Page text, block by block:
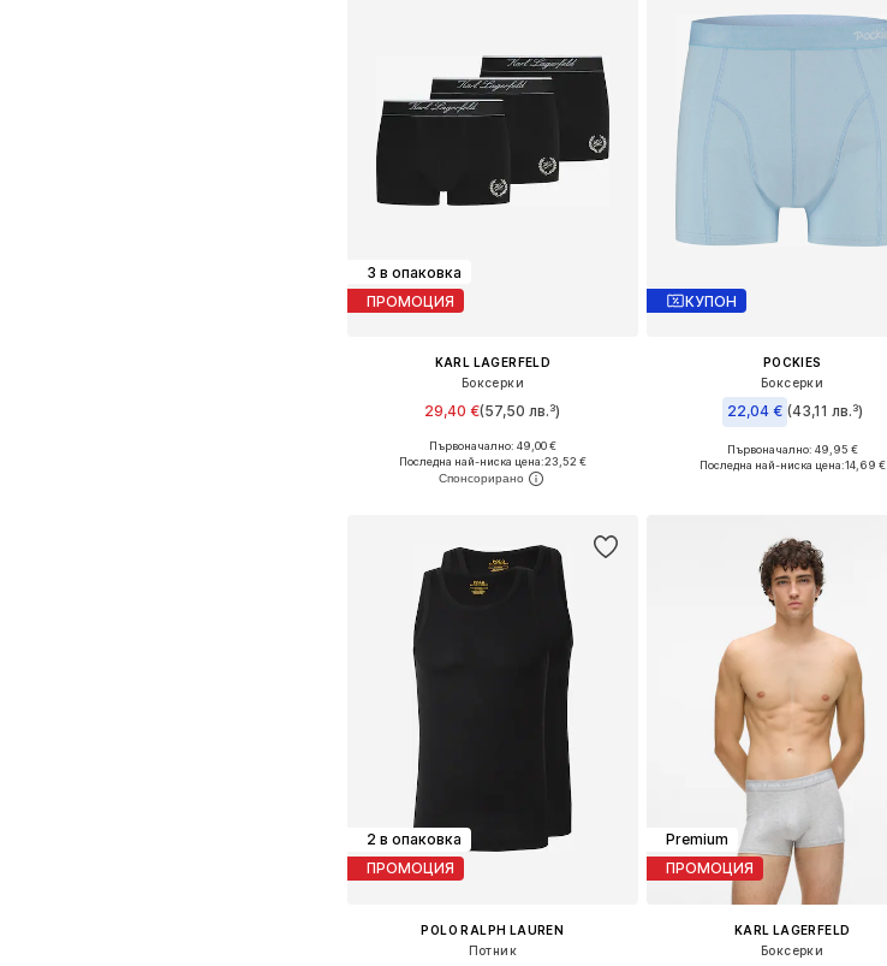
3 в опаковка
ПРОМОЦИЯ
KARL LAGERFELD
Боксерки
29,40 €(57,50 лв.³)
Налични размери: S, M, L, XL
Добави в кошницата
Първоначално: 49,00 €
Последна най-ниска цена:23,52 €
КУПОН
POCKIES
Боксерки
22,04 € (43,11 лв.³)
Налични размери: M, L
Първоначално: 49,95 €
Последна най-ниска цена:14,69 €
2 в опаковка
ПРОМОЦИЯ
POLO RALPH LAUREN
Потник
Premium
ПРОМОЦИЯ
KARL LAGERFELD
Боксерки